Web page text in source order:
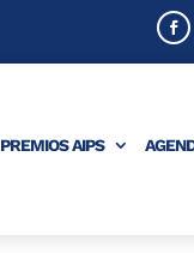
PREMIOS AIPS